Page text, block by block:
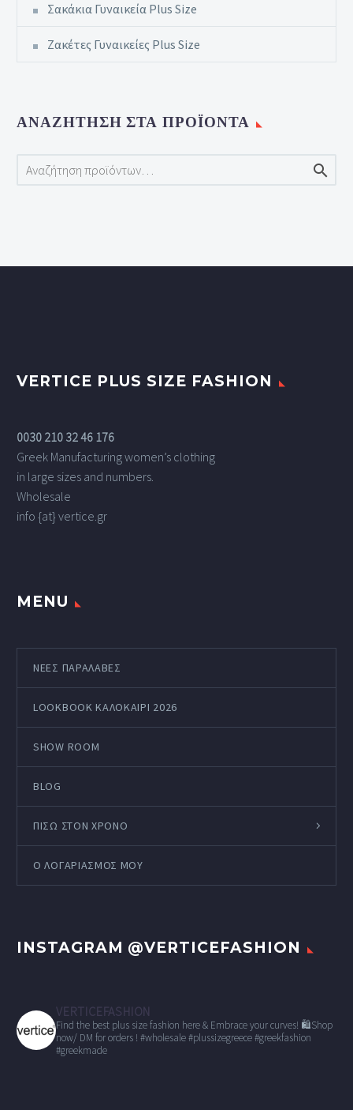
Σακάκια Γυναικεία Plus Size
Ζακέτες Γυναικείες Plus Size
ΑΝΑΖΉΤΗΣΗ ΣΤΑ ΠΡΟΪΌΝΤΑ

VERTICE PLUS SIZE FASHION
0030 210 32 46 176
Greek Manufacturing women’s clothing
in large sizes and numbers.
Wholesale
info {at} vertice.gr
MENU
ΝΕΕΣ ΠΑΡΑΛΑΒΕΣ
LOOKBOOK ΚΑΛΟΚΑΊΡΙ 2026
SHOW ROOM
BLOG
ΠΙΣΩ ΣΤΟΝ ΧΡΟΝΟ
Ο ΛΟΓΑΡΙΑΣΜΌΣ ΜΟΥ
INSTAGRAM @VERTICEFASHION
VERTICEFASHION
Find the best plus size fashion here & Embrace your curves! 🛍Shop
now/ DM for orders ! #wholesale#plussizegreece #greekfashion
#greekmade